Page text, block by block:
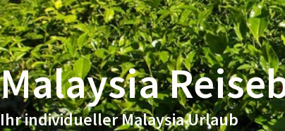
Malaysia
Ihr individueller Malaysia Urlaub